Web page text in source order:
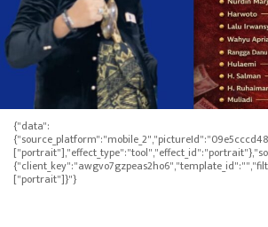
{"data":
["portrait"]}"}